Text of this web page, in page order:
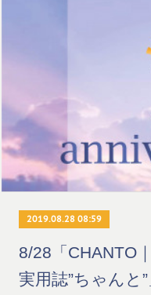
2019.08.28 08:59
8/28「CHANTO
実用誌”ちゃんと